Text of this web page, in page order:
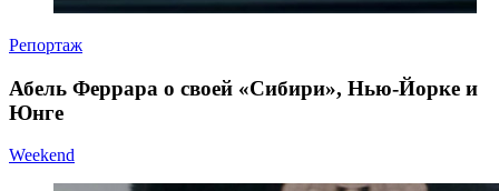
Репортаж
Абель Феррара о своей «Сибири», Нью-Йорке и
Юнге
Weekend